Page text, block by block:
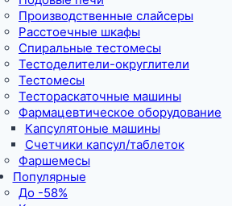
Производственные слайсеры
Расстоечные шкафы
Спиральные тестомесы
Тестоделители-округлители
Тестомесы
Тестораскаточные машины
Фармацевтическое оборудование
Капсулятоные машины
Счетчики капсул/таблеток
Фаршемесы
Популярные
До -58%